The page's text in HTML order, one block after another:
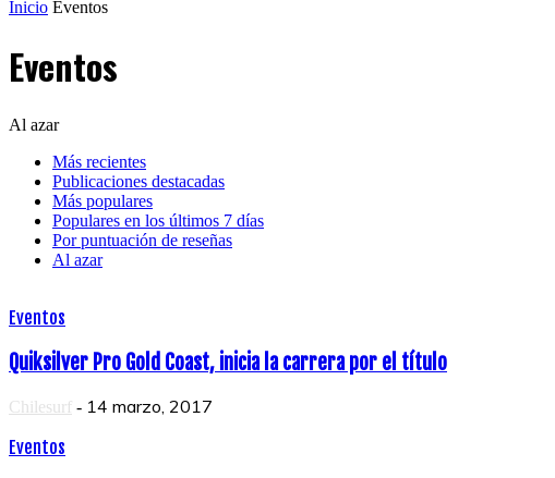
Inicio Eventos
Eventos
Al azar
Más recientes
Publicaciones destacadas
Más populares
Populares en los últimos 7 días
Por puntuación de reseñas
Al azar
Eventos
Quiksilver Pro Gold Coast, inicia la carrera por el título
Chilesurf - 14 marzo, 2017
Eventos